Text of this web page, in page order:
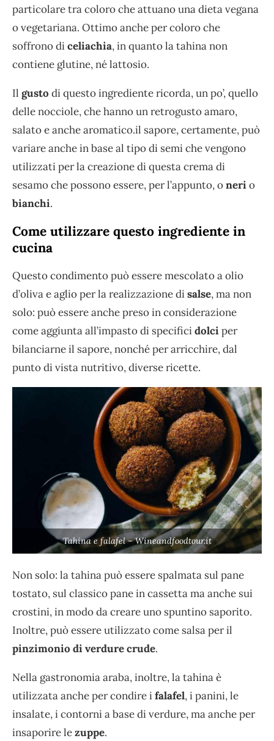
particolare tra coloro che attuano una dieta vegana
o vegetariana. Ottimo anche per coloro che
soffrono diceliachia, in quanto la tahina non
contiene glutine, né lattosio.
Il gusto di questo ingrediente ricorda, un po’, quello
delle nocciole, che hanno un retrogusto amaro,
salato e anche aromatico.il sapore, certamente, può
variare anche in base al tipo di semi che vengono
utilizzati per la creazione di questa crema di
sesamo che possono essere, per l’appunto, onerio
bianchi.
Come utilizzare questo ingrediente in
cucina
Questo condimento può essere mescolato a olio
d’oliva e aglio per la realizzazione disalse, ma non
solo: può essere anche preso in considerazione
come aggiunta all’impasto di specificidolciper
bilanciarne il sapore, nonché per arricchire, dal
punto di vista nutritivo, diverse ricette.
Tahina e falafel – Wineandfoodtour.it
Non solo: la tahina può essere spalmata sul pane
tostato, sul classico pane in cassetta ma anche sui
crostini, in modo da creare uno spuntino saporito.
Inoltre, può essere utilizzato come salsa per il
pinzimonio di verdure crude.
Nella gastronomia araba, inoltre, la tahina è
utilizzata anche per condire ifalafel, i panini, le
insalate, i contorni a base di verdure, ma anche per
insaporire lezuppe.